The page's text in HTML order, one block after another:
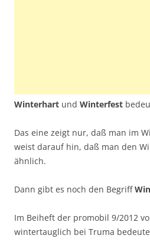
Winterhart und Winterfest
Das eine zeigt nur, daß man im
weist darauf hin, daß man den
ähnlich.
Dann gibt es noch den Begriff
Im Beiheft der promobil 9/2012
wintertauglich bei Truma